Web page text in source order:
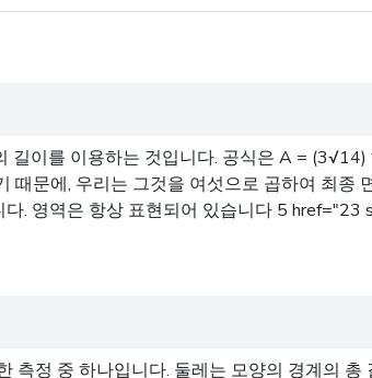
이를 이용하는 것입니다. 공식은 A =
문에, 우리는 그것을 여섯으로 곱하여 최종
. 영역은 항상 표현되어 있습니다 5
정 중 하나입니다. 둘레는 모양의 경계의